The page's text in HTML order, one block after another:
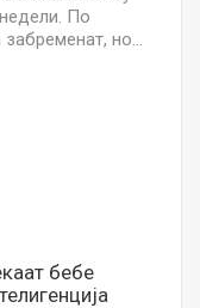
По
но…
бебе